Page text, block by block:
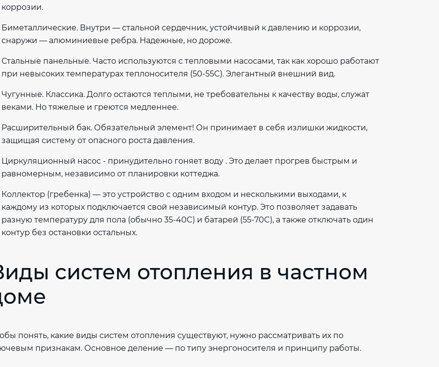
коррозии.
Биметаллические. Внутри — стальной сердечник, устойчивый к давлению и коррозии,
снаружи — алюминиевые ребра. Надежные, но дороже.
Стальные панельные. Часто используются с тепловыми насосами, так как хорошо работают
при невысоких температурах теплоносителя (50-55C). Элегантный внешний вид.
Чугунные. Классика. Долго остаются теплыми, не требовательны к качеству воды, служат
веками. Но тяжелые и греются медленнее.
Расширительный бак. Обязательный элемент! Он принимает в себя излишки жидкости,
защищая систему от опасного роста давления.
Циркуляционный насос - принудительно гоняет воду . Это делает прогрев быстрым и
равномерным, независимо от планировки коттеджа.
Коллектор (гребенка) — это устройство с одним входом и несколькими выходами, к
каждому из которых подключается свой независимый контур. Это позволяет задавать
разную температуру для пола (обычно 35-40C) и батарей (55-70C), а также отключать один
контур без остановки остальных.
систем отопления в частном
понять, какие виды систем отопления существуют, нужно рассматривать их по
признакам. Основное деление — по типу энергоносителя и принципу работы.